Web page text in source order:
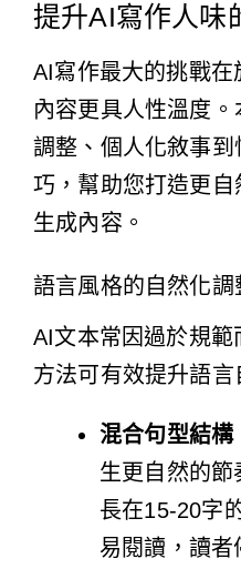
提升AI寫作人味
AI寫作最大的挑戰
內容更具人性溫度
調整、個人化敘事
巧，幫助您打造更
生成內容。
語言風格的自然化調
AI文本常因過於規
方法可有效提升語言
混合句型結構
生更自然的節
長在15-20字
易閱讀，讀者